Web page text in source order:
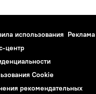
использования Реклама
центр
Cookie
рекомендательных